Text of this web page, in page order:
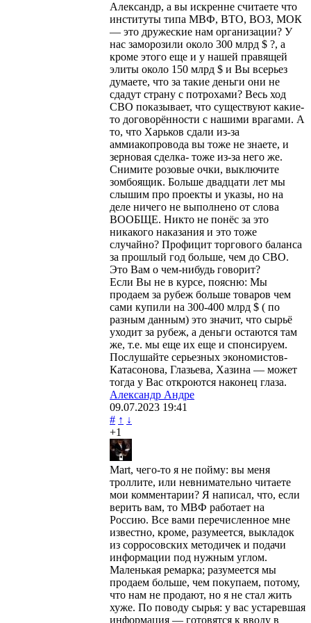
Александр, а вы искренне считаете что
институты типа МВФ, ВТО, ВОЗ, МОК
— это дружеские нам организации? У
нас заморозили около 300 млрд $ ?, а
кроме этого еще и у нашей правящей
элиты около 150 млрд $ и Вы всерьез
думаете, что за такие деньги они не
сдадут страну с потрохами? Весь ход
СВО показывает, что существуют какие-
то договорённости с нашими врагами. А
то, что Харьков сдали из-за
аммиакопровода вы тоже не знаете, и
зерновая сделка- тоже из-за него же.
Снимите розовые очки, выключите
зомбоящик. Больше двадцати лет мы
слышим про проекты и указы, но на
деле ничего не выполнено от слова
ВООБЩЕ. Никто не понёс за это
никакого наказания и это тоже
случайно? Профицит торгового баланса
за прошлый год больше, чем до СВО.
Это Вам о чем-нибудь говорит?
Если Вы не в курсе, поясню: Мы
продаем за рубеж больше товаров чем
сами купили на 300-400 млрд $ ( по
разным данным) это значит, что сырьё
уходит за рубеж, а деньги остаются там
же, т.е. мы еще их еще и спонсируем.
Послушайте серьезных экономистов-
Катасонова, Глазьева, Хазина — может
тогда у Вас откроются наконец глаза.
Александр Андре
09.07.2023 19:41
# ↑ ↓
+1
Mart, чего-то я не пойму: вы меня
троллите, или невнимательно читаете
мои комментарии? Я написал, что, если
верить вам, то МВФ работает на
Россию. Все вами перечисленное мне
известно, кроме, разумеется, выкладок
из сорросовских методичек и подачи
информации под нужным углом.
Маленькая ремарка; разумеется мы
продаем больше, чем покупаем, потому,
что нам не продают, но я не стал жить
хуже. По поводу сырья: у вас устаревшая
информация — готовятся к вводу в